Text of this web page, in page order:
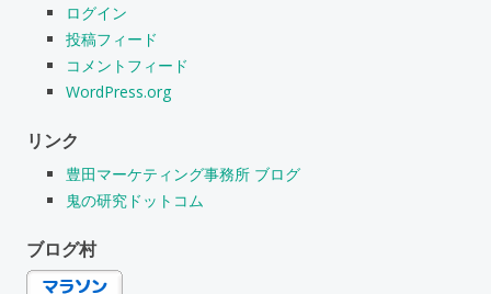
ログイン
投稿フィード
コメントフィード
WordPress.org
リンク
豊田マーケティング事務所 ブログ
鬼の研究ドットコム
ブログ村